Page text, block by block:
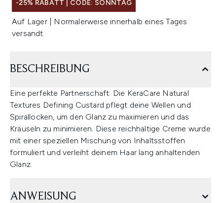
-25% RABATT | CODE: SONNTAG
Auf Lager | Normalerweise innerhalb eines Tages
versandt
BESCHREIBUNG
Eine perfekte Partnerschaft: Die KeraCare Natural
Textures Defining Custard pflegt deine Wellen und
Spirallocken, um den Glanz zu maximieren und das
Kräuseln zu minimieren. Diese reichhaltige Creme wurde
mit einer speziellen Mischung von Inhaltsstoffen
formuliert und verleiht deinem Haar lang anhaltenden
Glanz.
ANWEISUNG